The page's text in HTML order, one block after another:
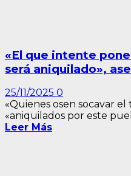
«El que intente
será aniquilado»,
25/11/2025 0
«Quienes osen socavar
«aniquilados por este
Leer Más